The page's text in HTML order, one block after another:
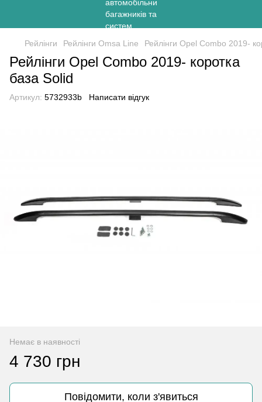
Рейлінги Рейлінги Omsa Line Рейлінги Opel Combo 2019-
Рейлінги Opel Combo 2019- коротка
база Solid
Артикул: 5732933b Написати відгук
Немає в наявності
4 730 грн
Повідомити, коли з'явиться